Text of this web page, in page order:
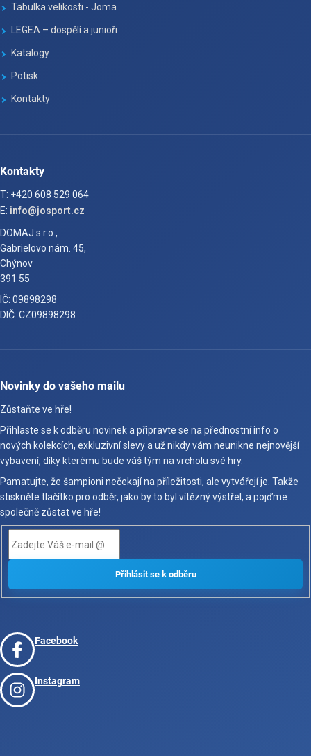
Tabulka velikosti - Joma
LEGEA – dospělí a junioři
Katalogy
Potisk
Kontakty
Kontakty
T: +420 608 529 064
E: info@josport.cz
DOMAJ s.r.o.,
Gabrielovo nám. 45,
Chýnov
391 55
IČ: 09898298
DIČ: CZ09898298
Novinky do vašeho mailu
Zůstaňte ve hře!
Přihlaste se k odběru novinek a připravte se na přednostní info o
nových kolekcích, exkluzivní slevy a už nikdy vám neunikne nejnovější
vybavení, díky kterému bude váš tým na vrcholu své hry.
Pamatujte, že šampioni nečekají na příležitosti, ale vytvářejí je. Takže
stiskněte tlačítko pro odběr, jako by to byl vítězný výstřel, a pojďme
společně zůstat ve hře!
Facebook
Instagram